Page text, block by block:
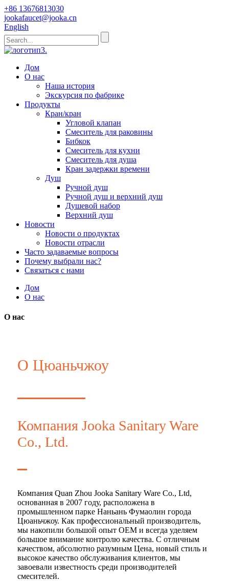
+86 13676813030
jookafaucet@jooka.cn
English
Дом
О нас
Наша история
Экскурсия по фабрике
Продукты
Кран/кран
Угловой клапан
Смеситель для раковины
Бибкок
Смеситель для кухни
Смеситель для душа
Кран задержки времени
Душ
Ручной душ
Ручной душ и верхний душ
Душевой набор
Верхний душ
Новости
Новости о продуктах
Новости отрасли
Часто задаваемые вопросы
Почему выбрали нас?
Связаться с нами
Дом
О нас
О нас
О Цюаньчжоу
Компания Jooka Sanitary Ware
Co., Ltd.
Компания Quan Zhou Jooka Sanitary Ware Co., Ltd,
основанная в 2007 году, расположена в
промышленном парке Наньань Фумаолин города
Цюаньчжоу. Как профессиональный производитель,
мы накопили большой опыт OEM и всегда уделяем
большое внимание контролю качества. С отличным
качеством, абсолютно разумным Цена, новый стиль и
высокое качество обслуживания клиентов, мы
завоевали известность среди производителей
смесителей.